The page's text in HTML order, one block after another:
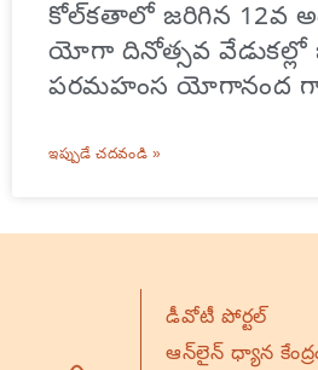
కోల్‌కతాలో జరిగిన 12వ
యోగా దినోత్సవ
పరమహంస యోగానంద
ఇప్పుడే చదవండి »
డీవోటీ పోర్టల్
ఆన్‌లైన్ ధ్యాన